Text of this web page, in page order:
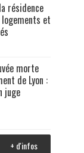
résidence
et
morte
de Lyon :
juge
+ d'infos